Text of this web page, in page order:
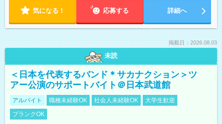
気になる！ 応募する 詳細へ
掲載日：2026.08.03
未読
＜日本を代表するバンド＊サカナクション＞ツ
アー公演のサポートバイト＠日本武道館
アルバイト 職種未経験OK 社会人未経験OK
大学生歓迎
ブランクOK